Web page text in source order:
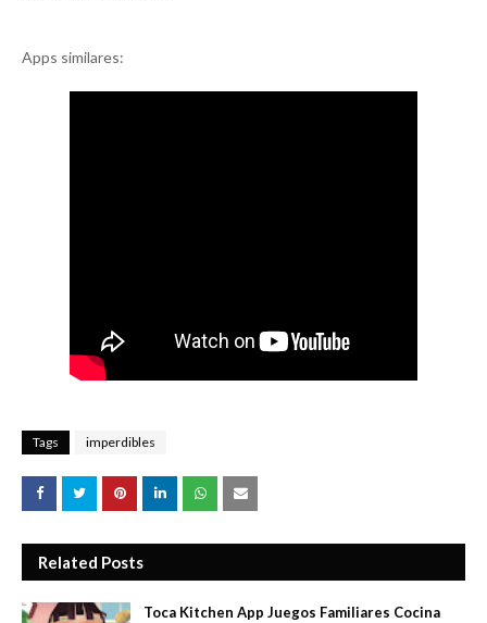
Apps similares:
Tags imperdibles
Related Posts
Toca Kitchen App Juegos Familiares Cocina